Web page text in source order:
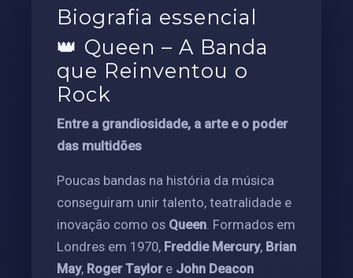
Biografia essencial
👑 Queen – A Banda
que Reinventou o
Rock
Entre a grandiosidade, a arte e o poder
das multidões
Poucas bandas na história da música
conseguiram unir talento, teatralidade e
inovação como os Queen. Formados em
Londres em 1970, Freddie Mercury, Brian
May, Roger Taylore John Deacon